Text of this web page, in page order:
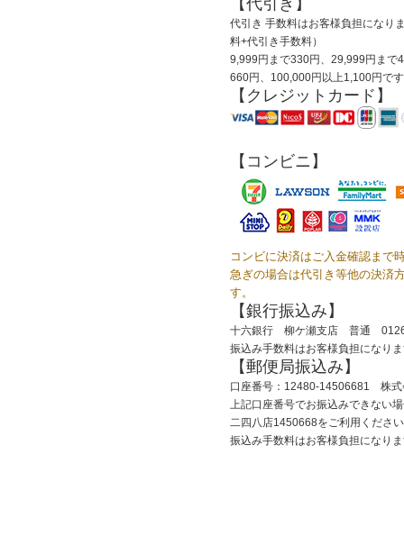
代引き 手数料はお客様負担になり
料+代引き手数料）
9,999円まで330円、29,999円まで
660円、100,000円以上1,100円で
【クレジットカード】
【コンビニ】
コンビに決済はご入金確認まで
急ぎの場合は代引き等他の決済
す。
【銀行振込み】
十六銀行 柳ケ瀬支店 普通
振込み手数料はお客様負担になり
【郵便局振込み】
口座番号：12480-14506681 株
上記口座番号でお振込みできない
二四八店1450668をご利用くださ
振込み手数料はお客様負担になり